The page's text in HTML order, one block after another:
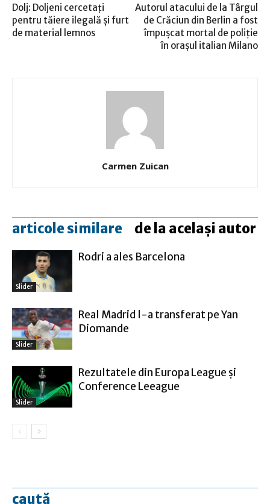
Dolj: Doljeni cercetaţi
pentru tăiere ilegală şi furt
de material lemnos
Autorul atacului de la Târgul
de Crăciun din Berlin a fost
împuşcat mortal de poliţie
în oraşul italian Milano
Carmen Zuican
articole similare de la același autor
Slider
Rodri a ales Barcelona
Slider
Real Madrid l-a transferat pe Yan
Diomande
Slider
Rezultatele din Europa League şi
Conference Leeague
caută